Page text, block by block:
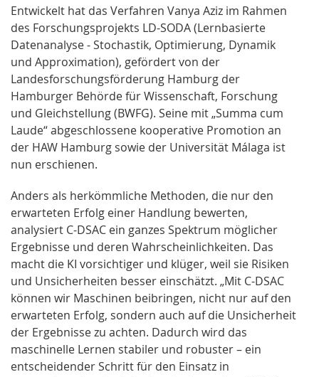
Entwickelt hat das Verfahren Vanya Aziz im Rahmen
des Forschungsprojekts LD-SODA (Lernbasierte
Datenanalyse - Stochastik, Optimierung, Dynamik
und Approximation), gefördert von der
Landesforschungsförderung Hamburg der
Hamburger Behörde für Wissenschaft, Forschung
und Gleichstellung (BWFG). Seine mit „Summa cum
Laude“ abgeschlossene kooperative Promotion an
der HAW Hamburg sowie der Universität Málaga ist
nun erschienen.
Anders als herkömmliche Methoden, die nur den
erwarteten Erfolg einer Handlung bewerten,
analysiert C-DSAC ein ganzes Spektrum möglicher
Ergebnisse und deren Wahrscheinlichkeiten. Das
macht die KI vorsichtiger und klüger, weil sie Risiken
und Unsicherheiten besser einschätzt. „Mit C-DSAC
können wir Maschinen beibringen, nicht nur auf den
erwarteten Erfolg, sondern auch auf die Unsicherheit
der Ergebnisse zu achten. Dadurch wird das
maschinelle Lernen stabiler und robuster – ein
entscheidender Schritt für den Einsatz in